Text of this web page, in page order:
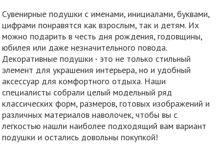
Сувенирные подушки с именами, инициалами, буквами,
цифрами понравятся как взрослым, так и детям. Их
можно подарить в честь дня рождения, годовщины,
юбилея или даже незначительного повода.
Декоративные подушки - это не только стильный
элемент для украшения интерьера, но и удобный
аксессуар для комфортного отдыха. Наши
специалисты собрали целый модельный ряд
классических форм, размеров, готовых изображений и
различных материалов наволочек, чтобы вы с
легкостью нашли наиболее подходящий вам вариант
подушки и остались довольны покупкой!